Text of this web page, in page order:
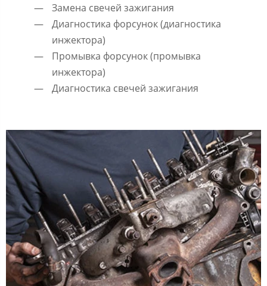
Замена свечей зажигания
Диагностика форсунок (диагностика
инжектора)
Промывка форсунок (промывка
инжектора)
Диагностика свечей зажигания